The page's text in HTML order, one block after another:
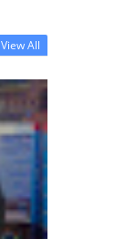
View All